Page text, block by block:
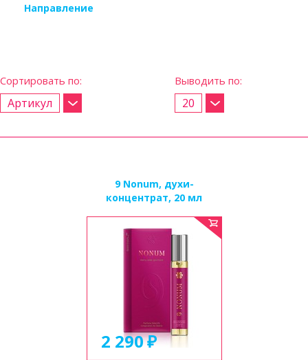
Направление
Сортировать по:
Артикул
Выводить по:
20
24
32
9 Nonum, духи-
концентрат, 20 мл
2 290